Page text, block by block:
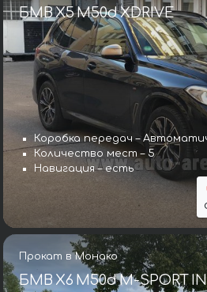
БМВ X5 M50d XDRIVE
Коробка передач –
Количество мест – 5
Навигация – есть
Прокат в Монако
БМВ X6 M50d M-SPORT